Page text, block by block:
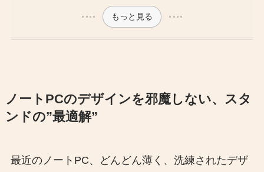
もっと見る
ノートPCのデザインを邪魔しない、スタ
ンドの”最適解”
最近のノートPC、どんどん薄く、洗練されたデザ